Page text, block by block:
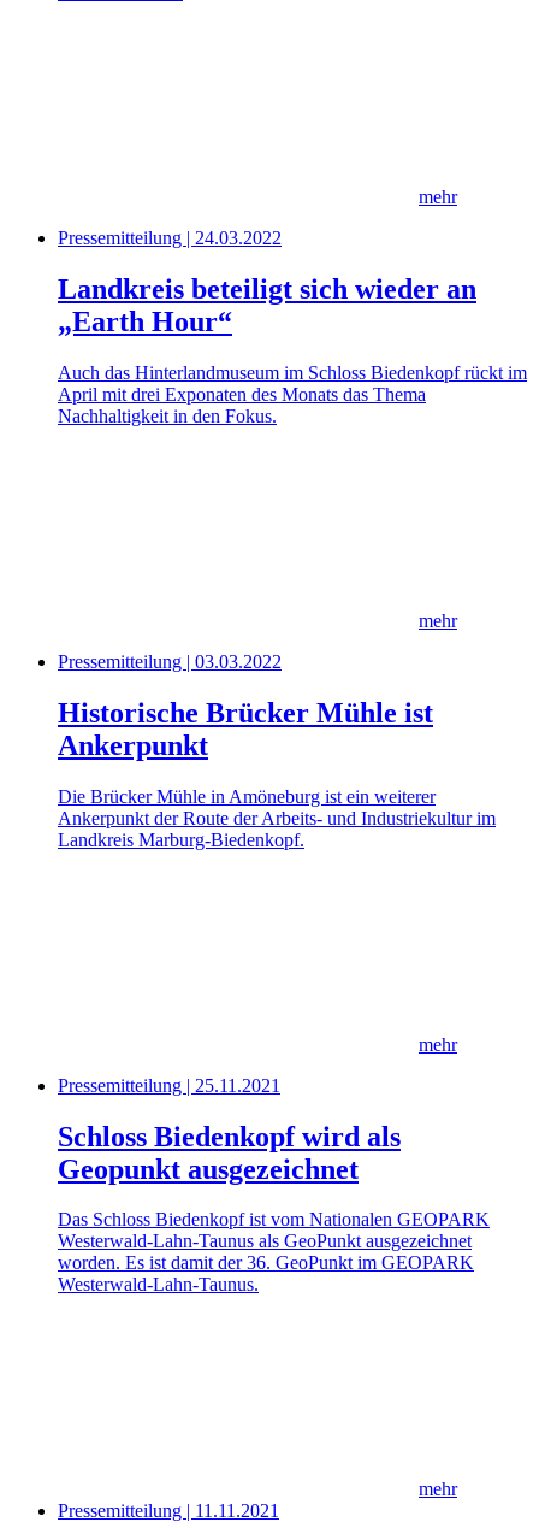
mehr
Pressemitteilung | 24.03.2022
Landkreis beteiligt sich wieder an
„Earth Hour“
Auch das Hinterlandmuseum im Schloss Biedenkopf rückt im
April mit drei Exponaten des Monats das Thema
Nachhaltigkeit in den Fokus.
mehr
Pressemitteilung | 03.03.2022
Historische Brücker Mühle ist
Ankerpunkt
Die Brücker Mühle in Amöneburg ist ein weiterer
Ankerpunkt der Route der Arbeits- und Industriekultur im
Landkreis Marburg-Biedenkopf.
mehr
Pressemitteilung | 25.11.2021
Schloss Biedenkopf wird als
Geopunkt ausgezeichnet
Das Schloss Biedenkopf ist vom Nationalen GEOPARK
Westerwald-Lahn-Taunus als GeoPunkt ausgezeichnet
worden. Es ist damit der 36. GeoPunkt im GEOPARK
Westerwald-Lahn-Taunus.
mehr
Pressemitteilung | 11.11.2021